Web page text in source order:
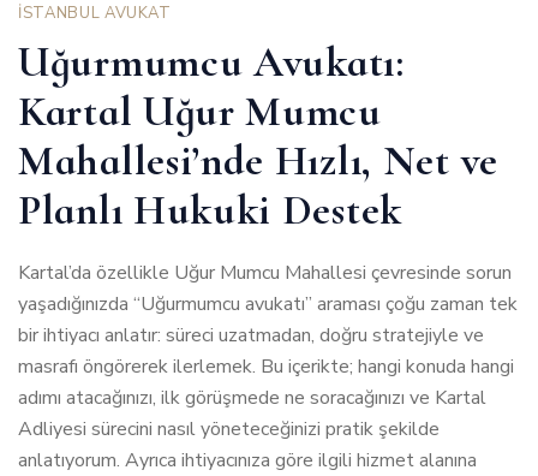
İSTANBUL AVUKAT
Uğurmumcu Avukatı:
Kartal Uğur Mumcu
Mahallesi’nde Hızlı, Net ve
Planlı Hukuki Destek
Kartal’da özellikle Uğur Mumcu Mahallesi çevresinde sorun
yaşadığınızda “Uğurmumcu avukatı” araması çoğu zaman tek
bir ihtiyacı anlatır: süreci uzatmadan, doğru stratejiyle ve
masrafı öngörerek ilerlemek. Bu içerikte; hangi konuda hangi
adımı atacağınızı, ilk görüşmede ne soracağınızı ve Kartal
Adliyesi sürecini nasıl yöneteceğinizi pratik şekilde
anlatıyorum. Ayrıca ihtiyacınıza göre ilgili hizmet alanına